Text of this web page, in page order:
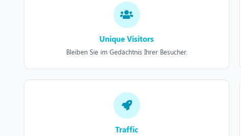
Unique Visitors
Bleiben Sie im Gedächtnis Ihrer Besucher.
Traffic